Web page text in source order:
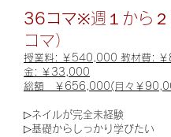
36コマ※週１から２
コマ）
授業料: ￥540,000 教材費:
金: ￥33,000
総額 ￥656,000(月々￥
▷ネイルが完全未経験
▷基礎からしっかり学びたい